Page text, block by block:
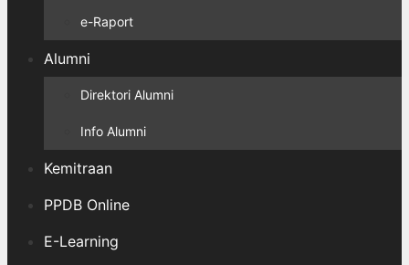
e-Raport
Alumni
Direktori Alumni
Info Alumni
Kemitraan
PPDB Online
E-Learning